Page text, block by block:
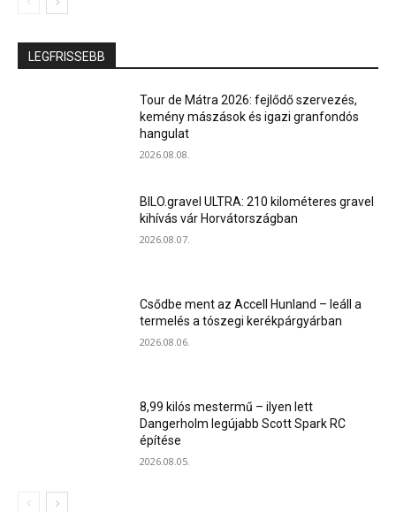
LEGFRISSEBB
Tour de Mátra 2026: fejlődő szervezés,
kemény mászások és igazi granfondós
hangulat
2026.08.08.
BILO.gravel ULTRA: 210 kilométeres gravel
kihívás vár Horvátországban
2026.08.07.
Csődbe ment az Accell Hunland – leáll a
termelés a tószegi kerékpárgyárban
2026.08.06.
8,99 kilós mestermű – ilyen lett
Dangerholm legújabb Scott Spark RC
építése
2026.08.05.